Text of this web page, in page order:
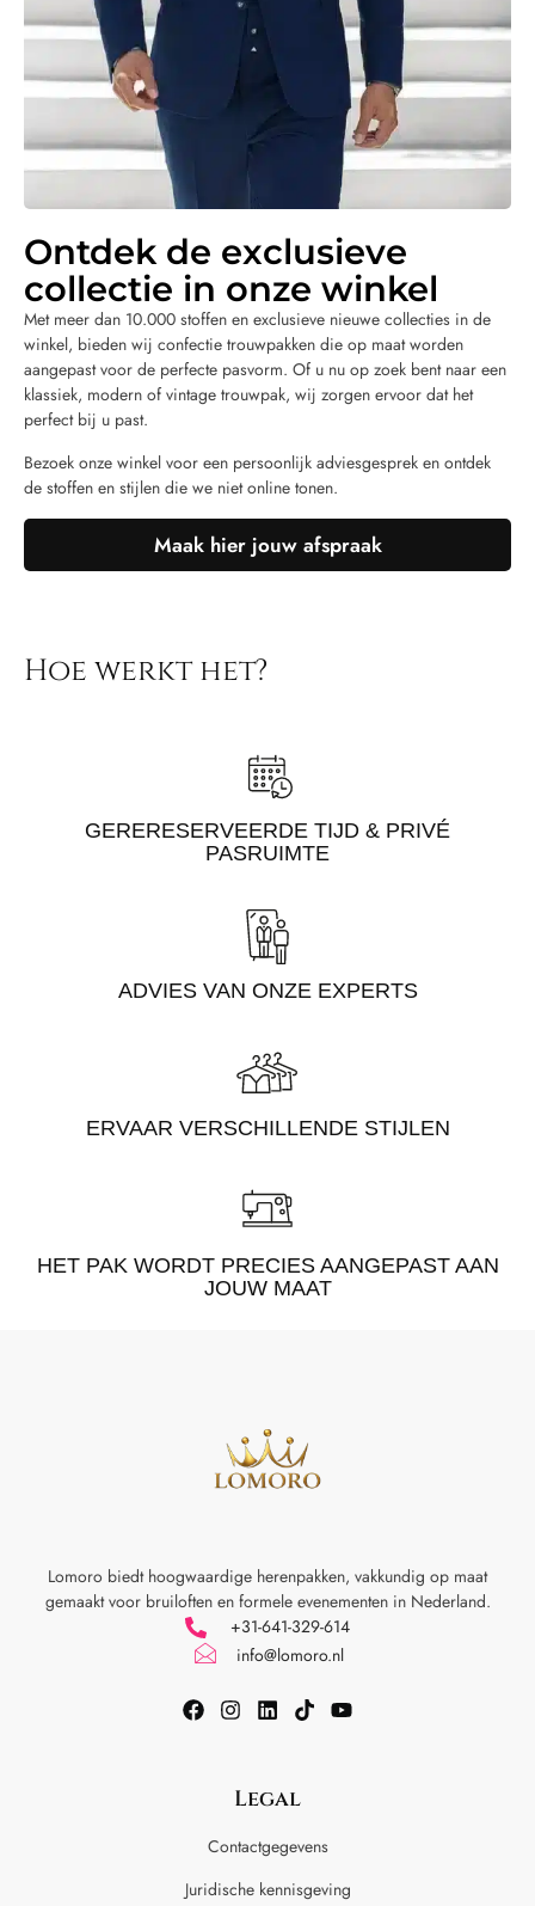
Ontdek de exclusieve
collectie in onze winkel
Met meer dan 10.000 stoffen en exclusieve nieuwe collecties in de
winkel, bieden wij confectie trouwpakken die op maat worden
aangepast voor de perfecte pasvorm. Of u nu op zoek bent naar een
klassiek, modern of vintage trouwpak, wij zorgen ervoor dat het
perfect bij u past.
Bezoek onze winkel voor een persoonlijk adviesgesprek en ontdek
de stoffen en stijlen die we niet online tonen.
Maak hier jouw afspraak
Hoe werkt het?
GERERESERVEERDE TIJD & PRIVÉ
PASRUIMTE
ADVIES VAN ONZE EXPERTS
ERVAAR VERSCHILLENDE STIJLEN
HET PAK WORDT PRECIES AANGEPAST AAN
JOUW MAAT
Lomoro biedt hoogwaardige herenpakken, vakkundig op maat
gemaakt voor bruiloften en formele evenementen in Nederland.
+31-641-329-614
info@lomoro.nl
Legal
Contactgegevens
Juridische kennisgeving